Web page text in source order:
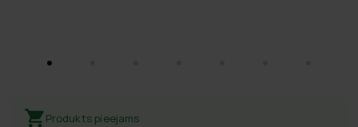
Produkts pieejams